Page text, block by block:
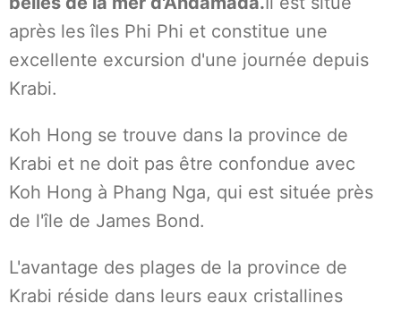
après les îles Phi Phi et constitue une
excellente excursion d'une journée depuis
Krabi.
Koh Hong se trouve dans la province de
Krabi et ne doit pas être confondue avec
Koh Hong à Phang Nga, qui est située près
de l'île de James Bond.
L'avantage des plages de la province de
Krabi réside dans leurs eaux cristallines